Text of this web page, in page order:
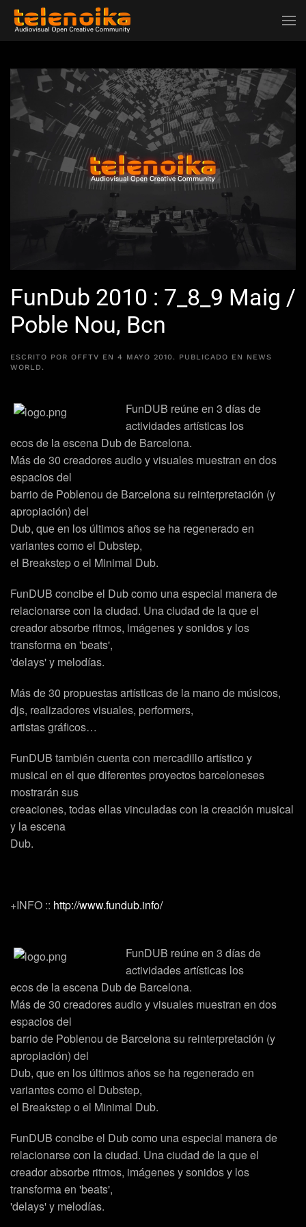
Ir al contenido principal
FunDub 2010 : 7_8_9 Maig /
Poble Nou, Bcn
ESCRITO POR OFFTV EN 4 MAYO 2010. PUBLICADO EN NEWS
WORLD.
FunDUB reúne en 3 días de
actividades artísticas los
ecos de la escena Dubde Barcelona.
Más de 30 creadores audio y visuales muestran en dos
espacios del
barrio de Poblenou de Barcelona su reinterpretación (y
apropiación) del
Dub, que en los últimos años se ha regenerado en
variantes como el Dubstep,
el Breakstepo el Minimal Dub.
FunDUB concibe el Dubcomo una especial manera de
relacionarse con laciudad. Una ciudad de la que el
creador absorbe ritmos, imágenes y sonidos y los
transforma en 'beats',
'delays' y melodías.
Más de 30 propuestas artísticas de la mano de músicos,
djs, realizadoresvisuales,  performers,
artistas gráficos…
FunDUB también cuenta con mercadillo artístico y
musical en el que diferentes proyectos barceloneses
mostrarán sus
creaciones, todas ellas vinculadas con la creación musical
y la escena
Dub.
+INFO :: http://www.fundub.info/
FunDUB reúne en 3 días de
actividades artísticas los
ecos de la escena Dubde Barcelona.
Más de 30 creadores audio y visuales muestran en dos
espacios del
barrio de Poblenou de Barcelona su reinterpretación (y
apropiación) del
Dub, que en los últimos años se ha regenerado en
variantes como el Dubstep,
el Breakstepo el Minimal Dub.
FunDUB concibe el Dubcomo una especial manera de
relacionarse con laciudad. Una ciudad de la que el
creador absorbe ritmos, imágenes y sonidos y los
transforma en 'beats',
'delays' y melodías.